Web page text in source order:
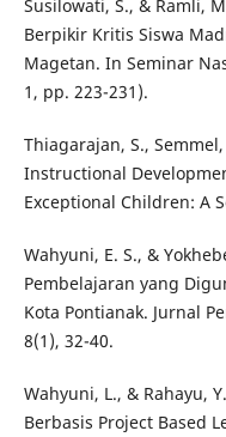
Susilowati, S., & Ramli,
Berpikir Kritis Siswa
Magetan. In Seminar
1, pp. 223-231).
Thiagarajan, S.,
Instructional
Exceptional Children: A
Wahyuni, E. S., &
Pembelajaran yang
Kota Pontianak. Jurnal
8(1), 32-40.
Wahyuni, L., & Rahayu,
Berbasis Project Based